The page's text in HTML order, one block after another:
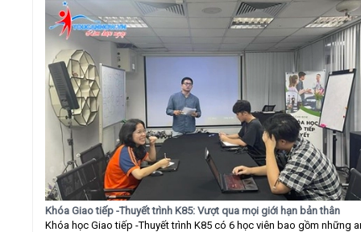
Khóa Giao tiếp -Thuyết trình K85: Vượt qua mọi giới hạn bản thân
Khóa học Giao tiếp -Thuyết trình K85 có 6 học viên bao gồm những